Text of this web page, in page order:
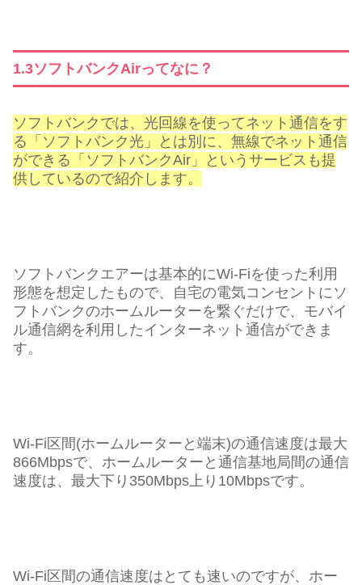
1.3ソフトバンクAirってなに？
ソフトバンクでは、光回線を使ってネット通信をす
る「ソフトバンク光」とは別に、無線でネット通信
ができる「ソフトバンクAir」というサービスも提
供しているので紹介します。
ソフトバンクエアーは基本的にWi-Fiを使った利用
形態を想定したもので、自宅の電気コンセントにソ
フトバンクのホームルーターを繋ぐだけで、モバイ
ル通信網を利用したインターネット通信ができま
す。
Wi-Fi区間(ホームルーターと端末)の通信速度は最大
866Mbpsで、ホームルーターと通信基地局間の通信
速度は、最大下り350Mbps上り10Mbpsです。
Wi-Fi区間の通信速度はとても速いのですが、ホー